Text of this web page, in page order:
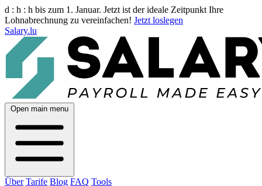
d : h : h bis zum 1. Januar. Jetzt ist der ideale Zeitpunkt Ihre
Lohnabrechnung zu vereinfachen! Jetzt loslegen
Salary.lu
Open main menu
Über Tarife Blog FAQ Tools